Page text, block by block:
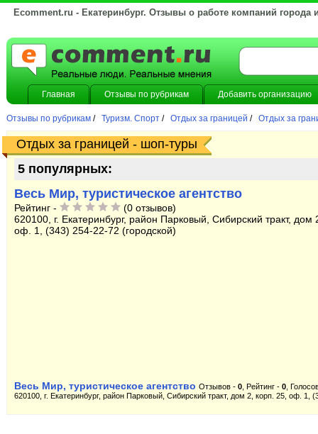
Ecomment.ru - Екатеринбург. Отзывы о работе компаний города
Главная Отзывы по рубрикам Добавить организацию
Отзывы по рубрикам / Туризм. Спорт / Отдых за границей / Отдых за
Отдых за границей - шоп-туры
5 популярных:
Весь Мир, туристическое агентство
Рейтинг -
(0 отзывов)
620100, г. Екатеринбург, район Парковый, Сибирский тракт, дом
оф. 1, (343) 254-22-72 (городской)
Весь Мир, туристическое агентство Отзывов - 0 , Рейтинг - 0 ,
620100, г. Екатеринбург, район Парковый, Сибирский тракт, дом 2, корп. 25, оф. 1,